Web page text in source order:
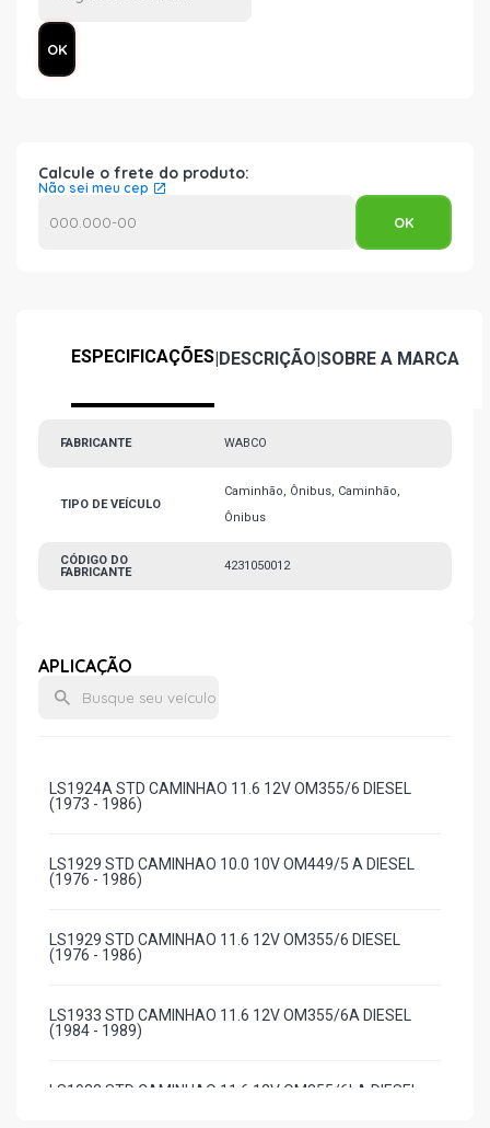
Calcule o frete do produto:
Não sei meu cep
ESPECIFICAÇÕES|DESCRIÇÃO|SOBRE A MARCA
FABRICANTE WABCO
TIPO DE VEÍCULO
Caminhão, Ônibus, Caminhão,
Ônibus
CÓDIGO DO
FABRICANTE
4231050012
APLICAÇÃO
LS1924A STD CAMINHAO 11.6 12V OM355/6 DIESEL
(1973 - 1986)
LS1929 STD CAMINHAO 10.0 10V OM449/5 A DIESEL
(1976 - 1986)
LS1929 STD CAMINHAO 11.6 12V OM355/6 DIESEL
(1976 - 1986)
LS1933 STD CAMINHAO 11.6 12V OM355/6A DIESEL
(1984 - 1989)
LS1933 STD CAMINHAO 11.6 12V OM355/6LA DIESEL